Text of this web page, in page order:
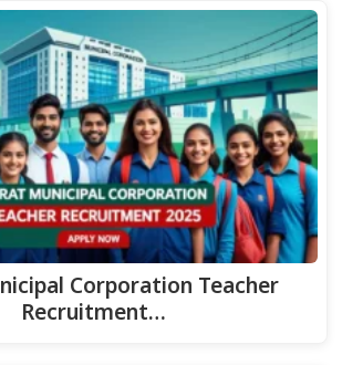
Corporation Teacher
Recruitment…